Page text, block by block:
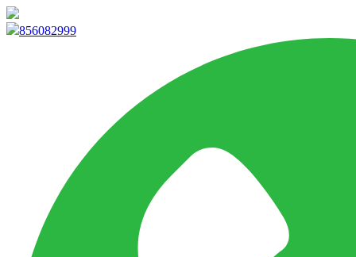
856082999